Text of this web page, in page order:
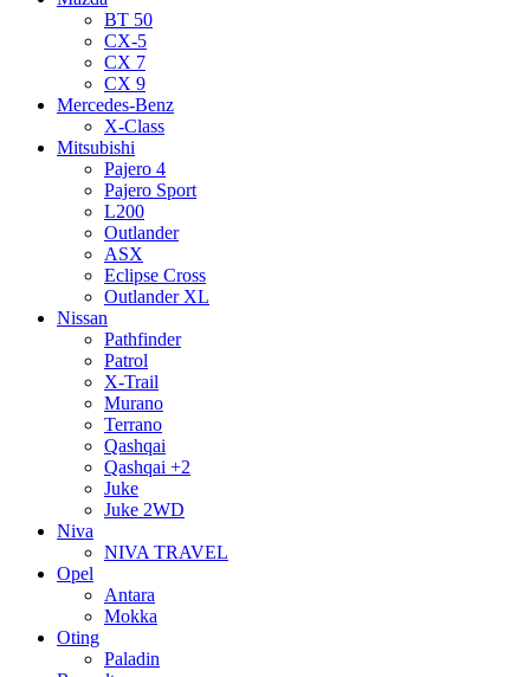
BT 50
CX-5
CX 7
CX 9
Mercedes-Benz
X-Class
Mitsubishi
Pajero 4
Pajero Sport
L200
Outlander
ASX
Eclipse Cross
Outlander XL
Nissan
Pathfinder
Patrol
X-Trail
Murano
Terrano
Qashqai
Qashqai +2
Juke
Juke 2WD
Niva
NIVA TRAVEL
Opel
Antara
Mokka
Oting
Paladin